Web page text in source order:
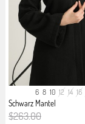
6 8 10 12 14 16
Schwarz Mantel
$263.00